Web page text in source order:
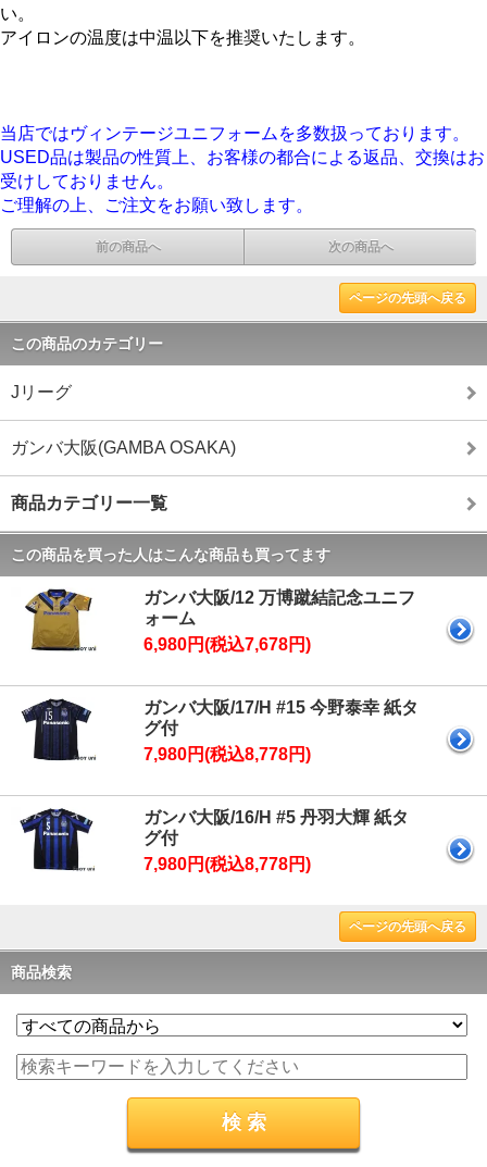
い。
アイロンの温度は中温以下を推奨いたします。
当店ではヴィンテージユニフォームを多数扱っております。
USED品は製品の性質上、お客様の都合による返品、交換はお
受けしておりません。
ご理解の上、ご注文をお願い致します。
前の商品へ 次の商品へ
ページの先頭へ戻る
この商品のカテゴリー
Jリーグ
ガンバ大阪(GAMBA OSAKA)
商品カテゴリー一覧
この商品を買った人はこんな商品も買ってます
ガンバ大阪/12 万博蹴結記念ユニフ
ォーム
6,980円(税込7,678円)
ガンバ大阪/17/H #15 今野泰幸 紙タ
グ付
7,980円(税込8,778円)
ガンバ大阪/16/H #5 丹羽大輝 紙タ
グ付
7,980円(税込8,778円)
ページの先頭へ戻る
商品検索